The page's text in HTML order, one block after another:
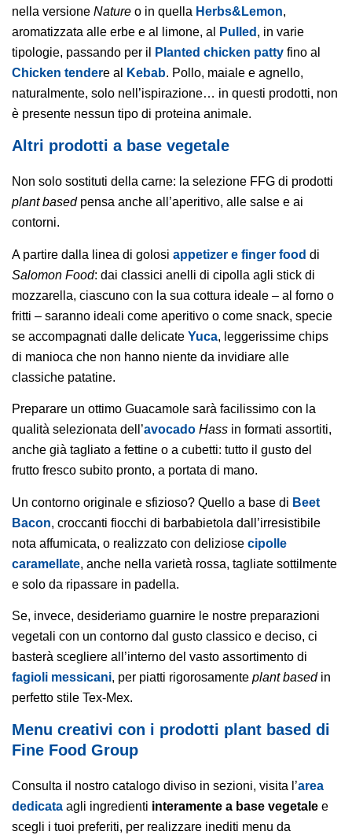
nella versione Nature o in quella Herbs&Lemon,
aromatizzata alle erbe e al limone, al
Pulled , in varie
tipologie, passando per il
Planted chicken patty fino al
Chicken tendere al Kebab. Pollo, maiale e agnello,
naturalmente, solo nell’ispirazione… in questi prodotti, non
è presente nessun tipo di proteina animale.
Altri prodotti a base vegetale
Non solo sostituti della carne: la selezione FFG di prodotti
plant basedpensa anche all’aperitivo, alle salse e ai
contorni.
A partire dalla linea di golosi appetizer e finger food di
Salomon Food: dai classici anelli di cipolla agli stick di
mozzarella, ciascuno con la sua cottura ideale – al forno o
fritti – saranno ideali come aperitivo o come snack, specie
se accompagnati dalle delicate Yuca, leggerissime chips
di manioca che non hanno niente da invidiare alle
classiche patatine.
Preparare un ottimo Guacamole sarà facilissimo con la
qualità selezionata dell’avocado Hass in formati assortiti,
anche già tagliato a fettine o a cubetti: tutto il gusto del
frutto fresco subito pronto, a portata di mano.
Un contorno originale e sfizioso? Quello a base di Beet
Bacon, croccanti fiocchi di barbabietola dall’irresistibile
nota affumicata, o realizzato con deliziose cipolle
caramellate, anche nella varietà rossa, tagliate sottilmente
e solo da ripassare in padella.
Se, invece, desideriamo guarnire le nostre preparazioni
vegetali con un contorno dal gusto classico e deciso, ci
basterà scegliere all’interno del vasto assortimento di
fagioli messicani, per piatti rigorosamente plant basedin
perfetto stile Tex-Mex.
Menu creativi con i prodotti plant based di
Fine Food Group
Consulta il nostro catalogo diviso in sezioni, visita l’area
dedicata agli ingredienti interamente a base vegetale e
scegli i tuoi preferiti, per realizzare inediti menu da